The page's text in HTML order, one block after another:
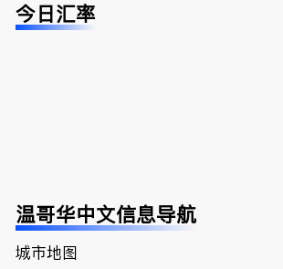
今日汇率
温哥华中文信息导航
城市地图